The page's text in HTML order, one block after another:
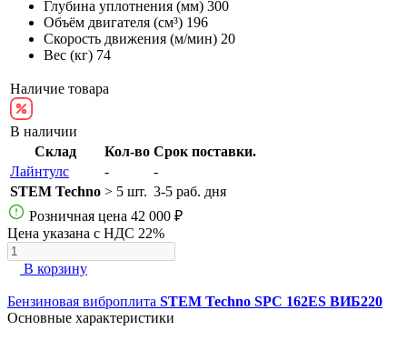
Глубина уплотнения (мм) 300
Объём двигателя (см³) 196
Скорость движения (м/мин) 20
Вес (кг) 74
Наличие товара
В наличии
Склад
Кол-во Срок поставки.
Лайнтулс
-
-
STEM Techno > 5 шт. 3-5 раб. дня
Розничная цена 42 000 ₽
Цена указана с НДС 22%
В корзину
Бензиновая виброплита STEM Techno SPC 162ES ВИБ220
Основные характеристики